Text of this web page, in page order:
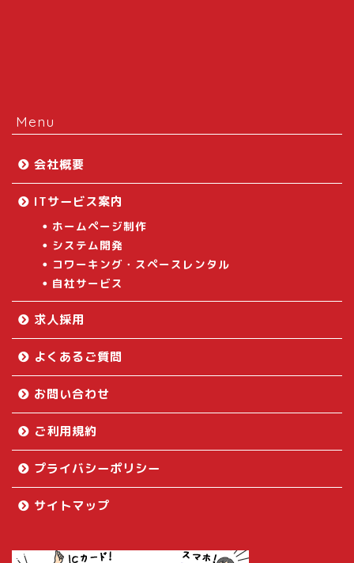
Menu
会社概要
ITサービス案内
ホームページ制作
システム開発
コワーキング・スペースレンタル
自社サービス
求人採用
よくあるご質問
お問い合わせ
ご利用規約
プライバシーポリシー
サイトマップ